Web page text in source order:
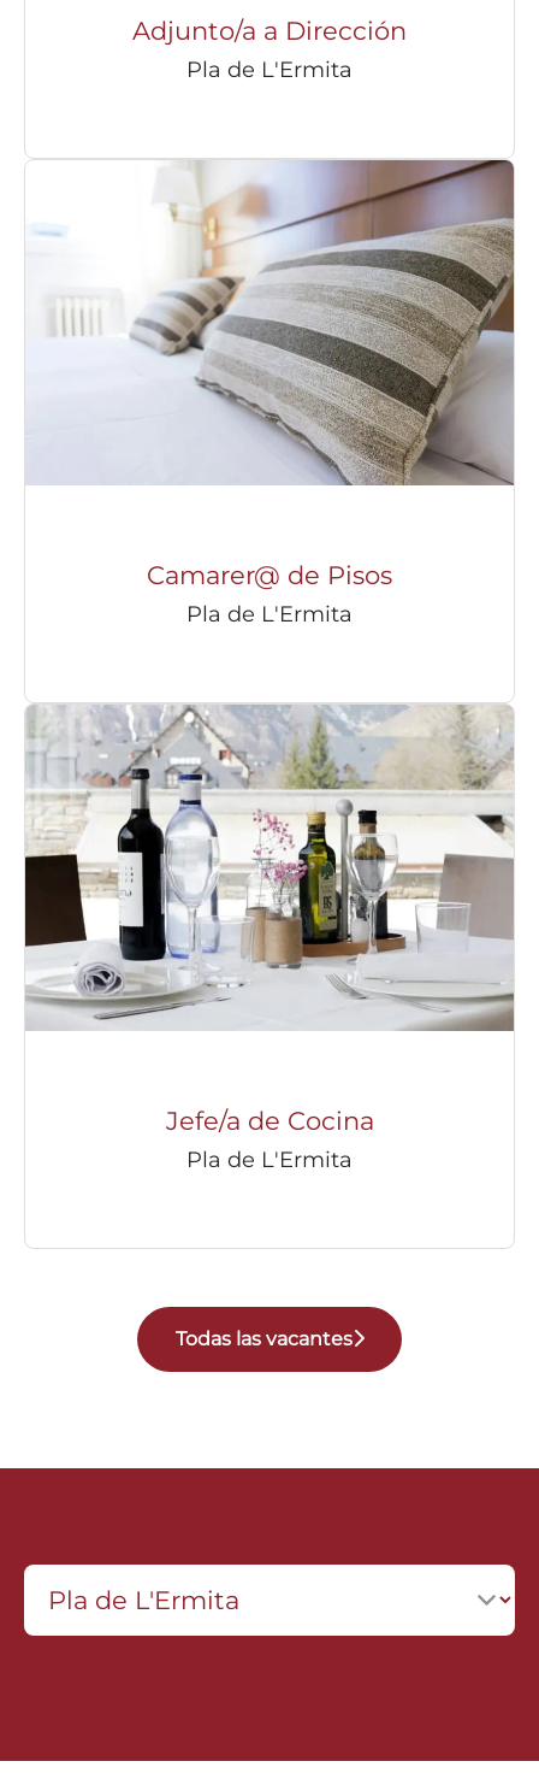
Adjunto/a a Dirección
Pla de L'Ermita
Camarer@ de Pisos
Pla de L'Ermita
Jefe/a de Cocina
Pla de L'Ermita
Todas las vacantes